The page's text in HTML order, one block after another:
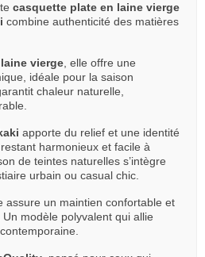
casquette plate en laine vierge
combine authenticité des matières
laine vierge, elle offre une
idéale pour la saison
chaleur naturelle,
apporte du relief et une identité
harmonieux et facile à
de teintes naturelles s’intègre
urbain ou casual chic.
assure un maintien confortable et
modèle polyvalent qui allie